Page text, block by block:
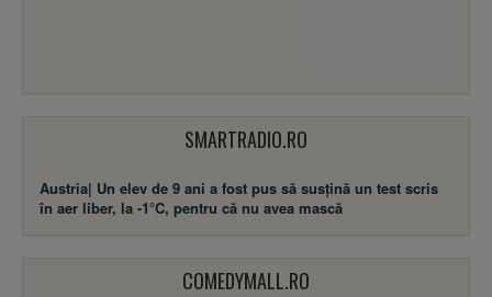
Austria| Un elev de 9 ani a fost pus să susţină un test scris
Vremuri triste. Şi păcănelele se